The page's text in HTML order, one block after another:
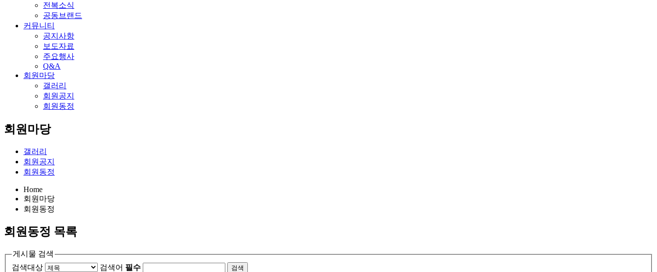
전복소식
공동브랜드
커뮤니티
공지사항
보도자료
주요행사
Q&A
회원마당
갤러리
회원공지
회원동정
회원마당
갤러리
회원공지
회원동정
Home
회원마당
회원동정
회원동정 목록
게시물 검색
검색대상
검색어 필수